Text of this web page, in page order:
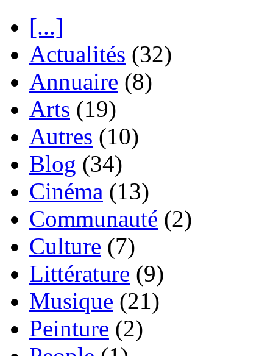
[...]
Actualités (32)
Annuaire (8)
Arts (19)
Autres (10)
Blog (34)
Cinéma (13)
Communauté (2)
Culture (7)
Littérature (9)
Musique (21)
Peinture (2)